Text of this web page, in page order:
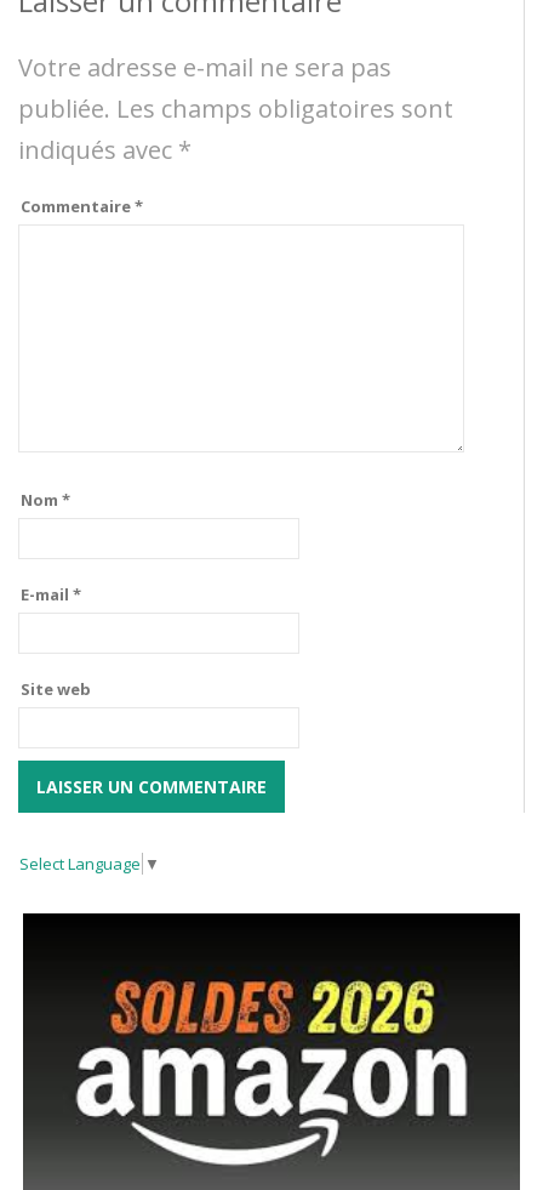
Votre adresse e-mail ne sera pas
publiée. Les champs obligatoires sont
indiqués avec *
Commentaire*
Nom *
E-mail *
Site web
Select Language ▼